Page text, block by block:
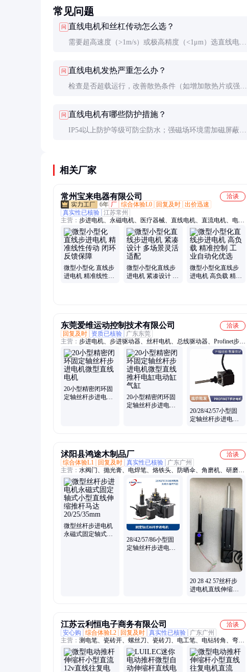
常见问题
问 直线电机和丝杠传动怎么选？
需要超高速度（>1m/s）或极高精度（<1μm）选直线电
济。
问 直线电机发热严重怎么办？
检查是否超载运行，改善散热条件（如增加散热片或强制
问 直线电机有哪些防护措施？
IP54以上防护等级可防尘防水；强磁场环境需加磁屏蔽；
相关厂家
常州宝来电器有限公司
洽谈
6年 厂 综合体验L0 回复及时 出价迅速
真实性已核验 江苏常州
主营： 步进电机、永磁电机、医疗器械、直线电机、直流电机、电机
减速、无刷电机、混合电机、电机驱动器
微型小型化 直线步
进电机 精准线性传
微型小型化直线步
进电机 紧凑设计 多
微型小型化直线步
进电机 高负载 精准
东莞爱维运动控制技术有限公司
洽谈
回复及时
资质已核验
广东东莞
主营： 步进电机、步进驱动器、丝杆电机、总线驱动器、Profinet步进
电机、总线步进
20小型精密闭环固
定轴丝杆步进电机
20小型精密闭环固
定轴丝杆步进电机
20/28/42/57小型固
定轴丝杆步进电机
沭阳县鸿途木制品厂
洽谈
综合体验L1
回复及时 真实性已核验
广东广州
主营： 水阀门、抛光膏、电焊笔、烙铁头、防晒伞、角磨机、研磨
膏、小台钳、热熔胶、电磨机、磨钻头、电扳手、止回阀、砂磨头、
纸画毡、砂纸片、粘毛器、打印纸、植绒砂、插销门、练字纸、三轮
车、摆件车、开孔器、百叶轮
微型丝杆步进电机
永磁式固定轴式小
28/42/57/86小型固
定轴丝杆步进电机
20 28 42 57丝杆步
进电机直线伸缩推
江苏云利恒电子商务有限公司
洽谈
安心购
综合体验L2 回复及时 真实性已核验
广东广州
主营： 测电笔、瓷砖开、螺丝刀、瓷砖刀、电工笔、电钻转角、弯头
拐弯、电钻拐角、数显电工、划厚瓷砖、拐弯钻头、金刚石划、电动
拐角弯、电钻万向弯曲、多彩电笔水晶